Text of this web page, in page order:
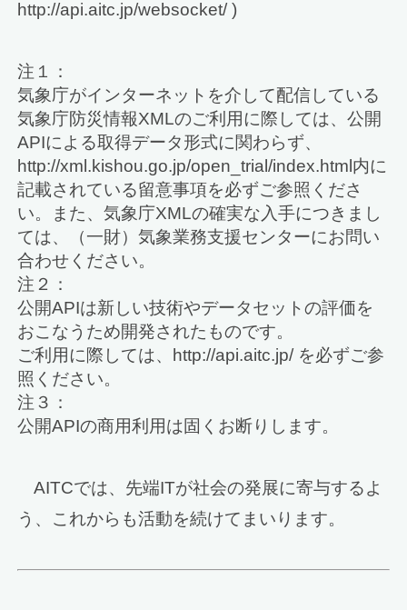
http://api.aitc.jp/websocket/ )
注１：
気象庁がインターネットを介して配信している
気象庁防災情報XMLのご利用に際しては、公開
APIによる取得データ形式に関わらず、
http://xml.kishou.go.jp/open_trial/index.html内に
記載されている留意事項を必ずご参照くださ
い。また、気象庁XMLの確実な入手につきまし
ては、（一財）気象業務支援センターにお問い
合わせください。
注２：
公開APIは新しい技術やデータセットの評価を
おこなうため開発されたものです。
ご利用に際しては、http://api.aitc.jp/ を必ずご参
照ください。
注３：
公開APIの商用利用は固くお断りします。
AITCでは、先端ITが社会の発展に寄与するよ
う、これからも活動を続けてまいります。